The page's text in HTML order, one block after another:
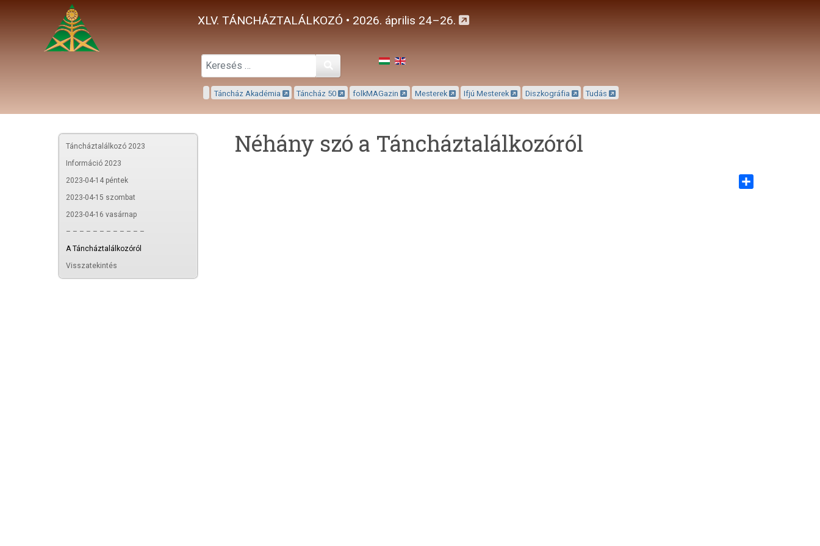
XLV. TÁNCHÁZTALÁLKOZÓ • 2026. április 24–26.
Keresés
Táncház Akadémia Táncház 50 folkMAGazin Mesterek Ifjú Mesterek Diszkográfia Tudás
Táncháztalálkozó 2023
Információ 2023
2023-04-14 péntek
2023-04-15 szombat
2023-04-16 vasárnap
– – – – – – – – – – – –
A Táncháztalálkozóról
Visszatekintés
Néhány szó a Táncháztalálkozóról